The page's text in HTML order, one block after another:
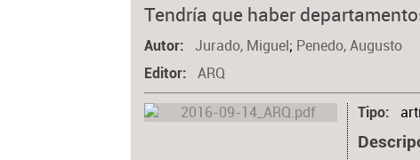
Tendría que haber
Autor Jurado, Miguel; Penedo, Augusto
Editor ARQ
Tipo